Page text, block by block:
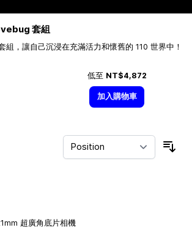
套組
組，讓自己沉浸在充滿活力和懷舊的 110 世界中！
低至 NT$4,872
加入購物車
超廣角底片相機